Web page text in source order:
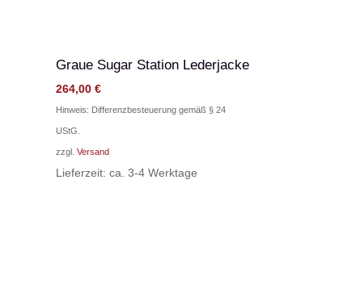
Graue Sugar Station Lederjacke
264,00 €
Hinweis: Differenzbesteuerung gemäß § 24
UStG.
zzgl. Versand
Lieferzeit: ca. 3-4 Werktage